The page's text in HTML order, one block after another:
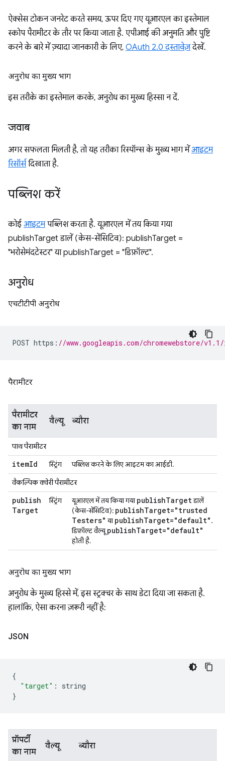
ऐक्सेस टोकन जनरेट करते समय, ऊपर दिए गए यूआरएल का इस्तेमाल
स्कोप पैरामीटर के तौर पर किया जाता है. एपीआई की अनुमति और पुष्टि
करने के बारे में ज़्यादा जानकारी के लिए, OAuth 2.0 दस्तावेज़देखें.
अनुरोध का मुख्य भाग
इस तरीके का इस्तेमाल करके, अनुरोध का मुख्य हिस्सा न दें.
जवाब
अगर सफलता मिलती है, तो यह तरीका रिस्पॉन्स के मुख्य भाग मेंआइटम
रिसॉर्सदिखाता है.
पब्लिश करें
कोई आइटमपब्लिश करता है. यूआरएल में तय किया गया
publishTarget डालें (केस-सेंसिटिव): publishTarget =
"भरोसेमंदटेस्टर" या publishTarget = "डिफ़ॉल्ट".
अनुरोध
एचटीटीपी अनुरोध
POST https : //www.googleapis.com/chromewebstore/
पैरामीटर
पैरामीटर
का नाम
वैल्यू ब्यौरा
पाथ पैरामीटर
itemId स्ट्रिंग
पब्लिश करने के लिए आइटम का आईडी.
वैकल्पिक क्वेरी पैरामीटर
publish
Target
स्ट्रिंग यूआरएल में तय किया गयाpublishTargetडालें
(केस-सेंसिटिव): publishTarget="trusted
Testers" याpublishTarget="default".
डिफ़ॉल्ट वैल्यूpublishTarget="default"
होती है.
अनुरोध का मुख्य भाग
अनुरोध के मुख्य हिस्से में, इस स्ट्रक्चर के साथ डेटा दिया जा सकता है.
हालांकि, ऐसा करना ज़रूरी नहीं है:
JSON
{
"target" :
string
}
प्रॉपर्टी
का नाम
वैल्यू ब्यौरा